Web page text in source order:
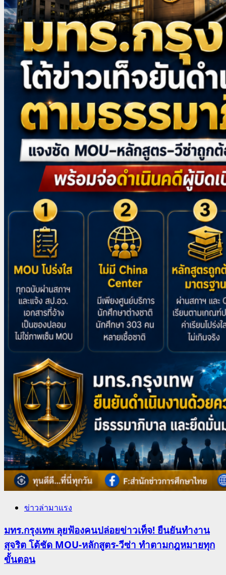
ข่าวล่ามาแรง
มทร.กรุงเทพ ลุยฟ้องคนปล่อยข่าวเท็จ! ยืนยันทำงาน
สุจริต โต้ชัด MOU-หลักสูตร-วีซ่า ทำตามกฎหมายทุก
ขั้นตอน